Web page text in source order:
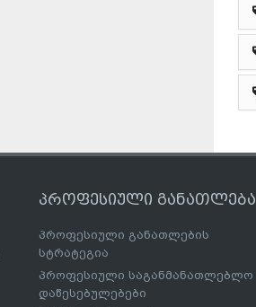
პროფესიული განათლება
პროფესიული განათლების
სტრატეგია
პროფესიული საგანმანათლებლო
დაწესებულებები